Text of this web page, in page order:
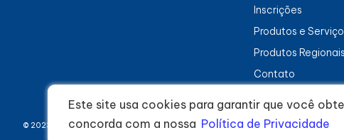
Este site usa cookies para garantir que você
concorda com a nossa Política de Privacidade
Inscrições
Produtos e
Produtos Regionais
Contato
© 2023 - Todos os direitos reservados